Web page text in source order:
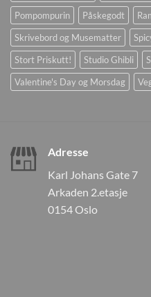
Pompompurin
Påskegodt
Skrivebord og Musematter
Stort Priskutt!
Studio Ghibli
Valentine's Day og Morsdag
Adresse
Karl Johans Gate 7
Arkaden 2.etasje
0154 Oslo